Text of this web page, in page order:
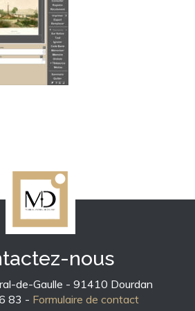
nous
de-Gaulle - 91410 Dourdan
83 - Formulaire de contact